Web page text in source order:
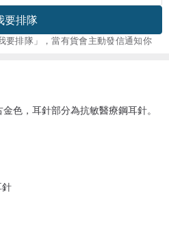
要排隊
要排隊」，當有貨會主動發信通知你
色，耳針部分為抗敏醫療鋼耳針。